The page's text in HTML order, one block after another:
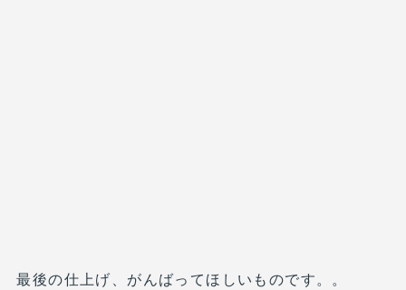
最後の仕上げ、がんばってほしいものです。。